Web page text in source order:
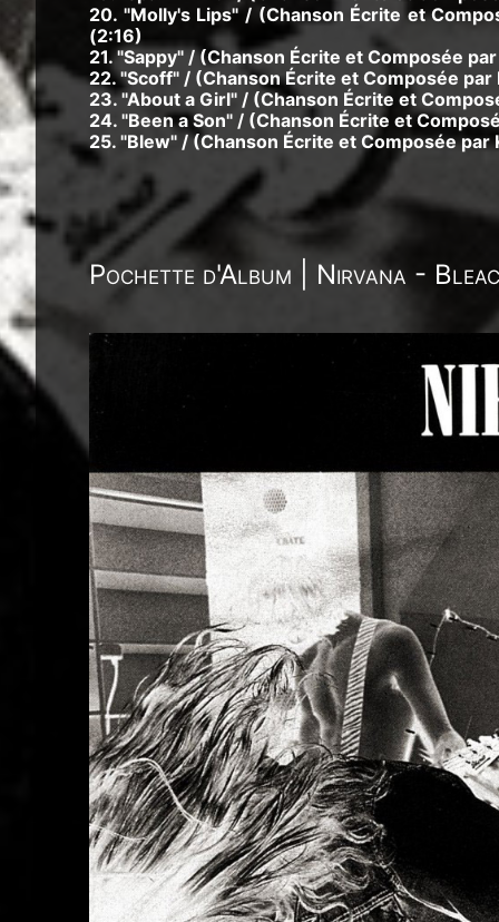
20. "Molly's Lips" / (Chanson Écrite et
(2:16)
21. "Sappy" / (Chanson Écrite et Composée
22. "Scoff" / (Chanson Écrite et Composée
23. "About a Girl" / (Chanson Écrite et
24. "Been a Son" / (Chanson Écrite et
25. "Blew" / (Chanson Écrite et Composée
Pochette d'Album | Nirvana -